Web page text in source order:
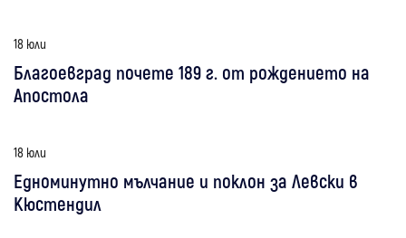
18 юли
Благоевград почете 189 г. от рождението на
Апостола
18 юли
Едноминутно мълчание и поклон за Левски в
Кюстендил